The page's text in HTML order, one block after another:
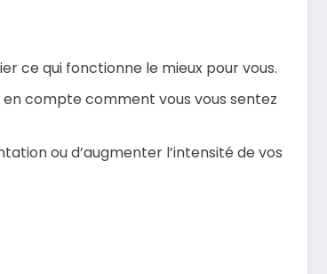
ce qui fonctionne le mieux pour vous.
compte comment vous vous sentez
ou d’augmenter l’intensité de vos